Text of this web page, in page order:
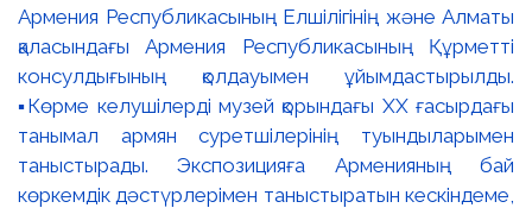
Армения Республикасының Елшілігінің және Алматы
қаласындағы Армения Республикасының Құрметті
консулдығының қолдауымен ұйымдастырылды.
▪️Көрме келушілерді музей қорындағы ХХ ғасырдағы
танымал армян суретшілерінің туындыларымен
таныстырады. Экспозицияға Арменияның бай
көркемдік дәстүрлерімен таныстыратын кескіндеме,